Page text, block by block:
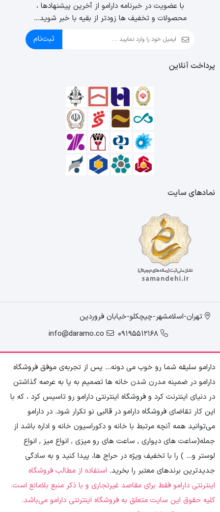
با عضویت در خبرنامه دارامو از آخرین پیشنهادها ،
محصولات و تخفیف ها زودتر از بقیه با خبر شوید...
ثبت‌نام
پرداخت آنلاین
نمادهای سایت
تهران-اسلامشهر-چیچکلو-خیابان فروردین
09195512168
info@daramo.co
دارامو سلیقه شما رو خوب می دونه... پس از تجربه‌ی موفق فروشگاه
دارامو در ضمینه مدرن شدن خانه ها تصمیم به پا به عرصه گذاشتن
در دنیای اینترنت کرد و فروشگاه اینترنتی دارامو رو تاسیس کرد ، که با
این کار تقاضای فروشگاه دارامو در قالبی نو تکرار شود. در دارامو
می‌توانید همه آنچه مرتبط با خانه و دکوراسیون خانه و اداره باشد از
جمله(ساعت های دیواری , ساعت های رو میزی , انواع میز , انواع
لوستر و... ) را با تخفیف ویژه در حراج ها، پیدا کنید و به سادگی
جدیدترین‌ برندهای معتبر را بخرید. استفاده از مطالب فروشگاه
اینترنتی دارامو فقط برای مقاصد غیرتجاری و با ذکر منبع بلامانع است.
کلیه حقوق این سایت متعلق به فروشگاه اینترنتی دارامو می‌باشد.